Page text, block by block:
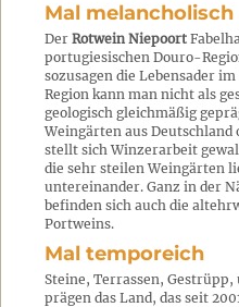
Mal melancholisch
Der Rotwein Niepoort
portugiesischen Douro-
sozusagen die Lebensader im
Region kann man nicht als
geologisch gleichmäßig
Weingärten aus
stellt sich Winzerarbeit
die sehr steilen Weingärten
untereinander. Ganz in der
befinden sich auch die
Portweins.
Mal temporeich
Steine, Terrassen, Gestrüpp,
prägen das Land, das seit